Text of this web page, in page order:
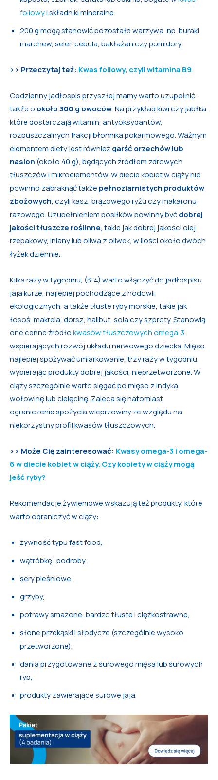
foliowyi składniki mineralne.
200 g mogą stanowić pozostałe warzywa, np. buraki,
marchew, seler, cebula, bakłażan czy pomidory.
>> Przeczytaj też: Kwas foliowy, czyli witamina B9
Codzienny jadłospis przyszłej mamy warto uzupełnić
także o około 300 g owoców. Na przykład kiwi czy jabłka,
które dostarczają witamin, antyoksydantów,
rozpuszczalnych frakcji błonnika pokarmowego. Ważnym
elementem diety jest równieżgarść orzechów lub
nasion (około 40 g), będących źródłem zdrowych
tłuszczów i mikroelementów. W diecie kobiet w ciąży nie
powinno zabraknąć także pełnoziarnistych produktów
zbożowych, czyli kasz, brązowego ryżu czy makaronu
razowego. Uzupełnieniem posiłków powinny byćdobrej
jakości tłuszcze roślinne, takie jak dobrej jakości olej
rzepakowy, lniany lub oliwa z oliwek, w ilości około dwóch
łyżek dziennie.
Kilka razy w tygodniu, (3-4) warto włączyć do jadłospisu
jaja kurze, najlepiej pochodzące z hodowli
ekologicznych, a także tłuste ryby morskie, takie jak
łosoś, makrela, dorsz, halibut, sola czy szproty. Stanowią
one cenne źródłokwasów tłuszczowych omega-3,
wspierających rozwój układu nerwowego dziecka. Mięso
najlepiej spożywać umiarkowanie, trzy razy w tygodniu,
wybierając produkty dobrej jakości, nieprzetworzone. W
ciąży szczególnie warto sięgać po mięso z indyka,
wołowinę lub cielęcinę. Zaleca się natomiast
ograniczenie spożycia wieprzowiny ze względu na
niekorzystny profil kwasów tłuszczowych.
>> Może Cię zainteresować: Kwasy omega-3 i omega-
6 w diecie kobiet w ciąży. Czy kobiety w ciąży mogą
jeść ryby?
Rekomendacje żywieniowe wskazują też produkty, które
warto ograniczyć w ciąży:
żywność typu fast food,
wątróbkę i podroby,
sery pleśniowe,
grzyby,
potrawy smażone, bardzo tłuste i ciężkostrawne,
słone przekąski i słodycze (szczególnie wysoko
przetworzone),
dania przygotowane z surowego mięsa lub surowych
ryb,
produkty zawierające surowe jaja.